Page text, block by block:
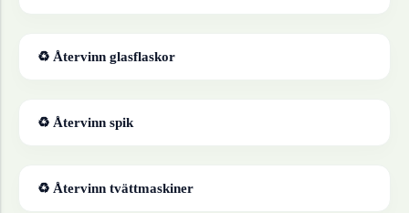
♻ Återvinn glasflaskor
♻ Återvinn spik
♻ Återvinn tvättmaskiner